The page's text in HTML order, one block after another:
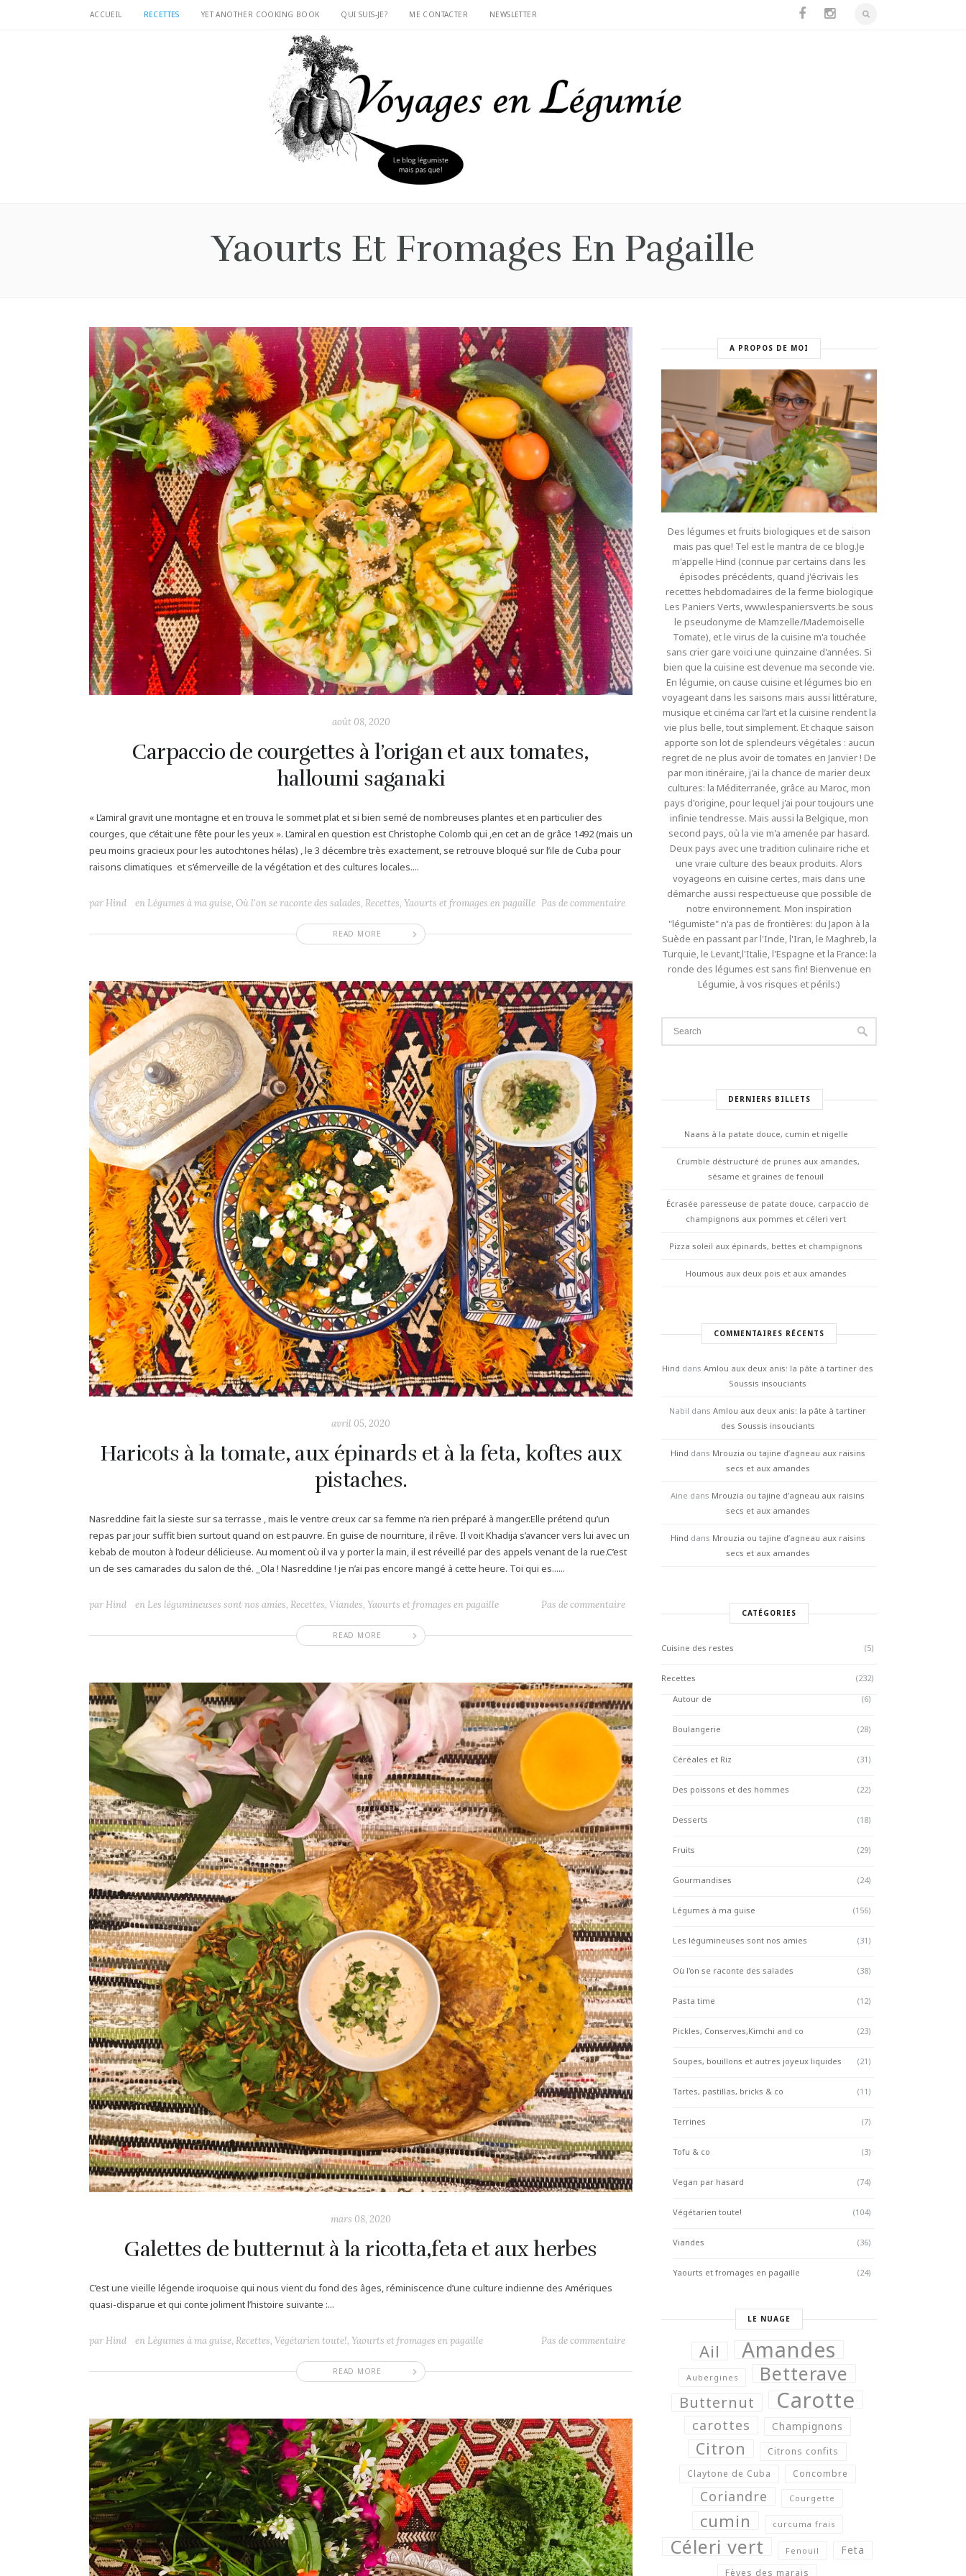
ACCUEIL RECETTES YET ANOTHER COOKING BOOK QUI SUIS-JE? ME CONTACTER NEWSLETTER
Yaourts Et Fromages En Pagaille
août 08, 2020
Carpaccio de courgettes à l’origan et aux tomates,
halloumi saganaki
« L’amiral gravit une montagne et en trouva le sommet plat et si bien semé de nombreuses plantes et en particulier des
courges, que c’était une fête pour les yeux ». L’amiral en question est Christophe Colomb qui ,en cet an de grâce 1492 (mais un
peu moins gracieux pour les autochtones hélas) , le 3 décembre très exactement, se retrouve bloqué sur l’ile de Cuba pour
raisons climatiques et s’émerveille de la végétation et des cultures locales....
READ MORE
par Hind en Légumes à ma guise, Où l'on se raconte des salades, Recettes, Yaourts et fromages en pagaille Pas de commentaire
avril 05, 2020
Haricots à la tomate, aux épinards et à la feta, koftes aux
pistaches.
Nasreddine fait la sieste sur sa terrasse , mais le ventre creux car sa femme n’a rien préparé à manger.Elle prétend qu’un
repas par jour suffit bien surtout quand on est pauvre. En guise de nourriture, il rêve. Il voit Khadija s’avancer vers lui avec un
kebab de mouton à l’odeur délicieuse. Au moment où il va y porter la main, il est réveillé par des appels venant de la rue.C’est
un de ses camarades du salon de thé. _Ola ! Nasreddine ! je n’ai pas encore mangé à cette heure. Toi qui es......
READ MORE
par Hind en Les légumineuses sont nos amies, Recettes, Viandes, Yaourts et fromages en pagaille Pas de commentaire
mars 08, 2020
Galettes de butternut à la ricotta,feta et aux herbes
C’est une vieille légende iroquoise qui nous vient du fond des âges, réminiscence d’une culture indienne des Amériques
quasi-disparue et qui conte joliment l’histoire suivante :...
READ MORE
par Hind en Légumes à ma guise, Recettes, Végétarien toute!, Yaourts et fromages en pagaille Pas de commentaire
A PROPOS DE MOI
Des légumes et fruits biologiques et de saison
mais pas que! Tel est le mantra de ce blog.Je
m'appelle Hind (connue par certains dans les
épisodes précédents, quand j'écrivais les
recettes hebdomadaires de la ferme biologique
Les Paniers Verts, www.lespaniersverts.be sous
le pseudonyme de Mamzelle/Mademoiselle
Tomate), et le virus de la cuisine m'a touchée
sans crier gare voici une quinzaine d'années. Si
bien que la cuisine est devenue ma seconde vie.
En légumie, on cause cuisine et légumes bio en
voyageant dans les saisons mais aussi littérature,
musique et cinéma car l’art et la cuisine rendent la
vie plus belle, tout simplement. Et chaque saison
apporte son lot de splendeurs végétales : aucun
regret de ne plus avoir de tomates en Janvier ! De
par mon itinéraire, j'ai la chance de marier deux
cultures: la Méditerranée, grâce au Maroc, mon
pays d'origine, pour lequel j'ai pour toujours une
infinie tendresse. Mais aussi la Belgique, mon
second pays, où la vie m'a amenée par hasard.
Deux pays avec une tradition culinaire riche et
une vraie culture des beaux produits. Alors
voyageons en cuisine certes, mais dans une
démarche aussi respectueuse que possible de
notre environnement. Mon inspiration
"légumiste" n'a pas de frontières: du Japon à la
Suède en passant par l'Inde, l'Iran, le Maghreb, la
Turquie, le Levant,l'Italie, l'Espagne et la France: la
ronde des légumes est sans fin! Bienvenue en
Légumie, à vos risques et périls:)
DERNIERS BILLETS
Naans à la patate douce, cumin et nigelle
Crumble déstructuré de prunes aux amandes,
sésame et graines de fenouil
Écrasée paresseuse de patate douce, carpaccio de
champignons aux pommes et céleri vert
Pizza soleil aux épinards, bettes et champignons
Houmous aux deux pois et aux amandes
COMMENTAIRES RÉCENTS
Hind dans Amlou aux deux anis: la pâte à tartiner des
Soussis insouciants
Nabil dans Amlou aux deux anis: la pâte à tartiner
des Soussis insouciants
Hind dans Mrouzia ou tajine d’agneau aux raisins
secs et aux amandes
Aine dans Mrouzia ou tajine d’agneau aux raisins
secs et aux amandes
Hind dans Mrouzia ou tajine d’agneau aux raisins
secs et aux amandes
CATÉGORIES
Cuisine des restes (5)
Recettes
(232)
Autour de
(6)
Boulangerie (28)
Céréales et Riz (31)
Des poissons et des hommes (22)
Desserts (18)
Fruits (29)
Gourmandises (24)
Légumes à ma guise (156)
Les légumineuses sont nos amies (31)
Où l'on se raconte des salades (38)
Pasta time (12)
Pickles, Conserves,Kimchi and co (23)
Soupes, bouillons et autres joyeux liquides (21)
Tartes, pastillas, bricks & co (11)
Terrines (7)
Tofu & co (3)
Vegan par hasard (74)
Végétarien toute! (104)
Viandes (36)
Yaourts et fromages en pagaille (24)
LE NUAGE
Ail Amandes
Aubergines Betterave
Butternut Carotte
carottes Champignons
Citron
Citrons confits
Claytone de Cuba
Concombre
Coriandre Courgette
cumin curcuma frais
Céleri vert Fenouil Feta
Fèves des marais